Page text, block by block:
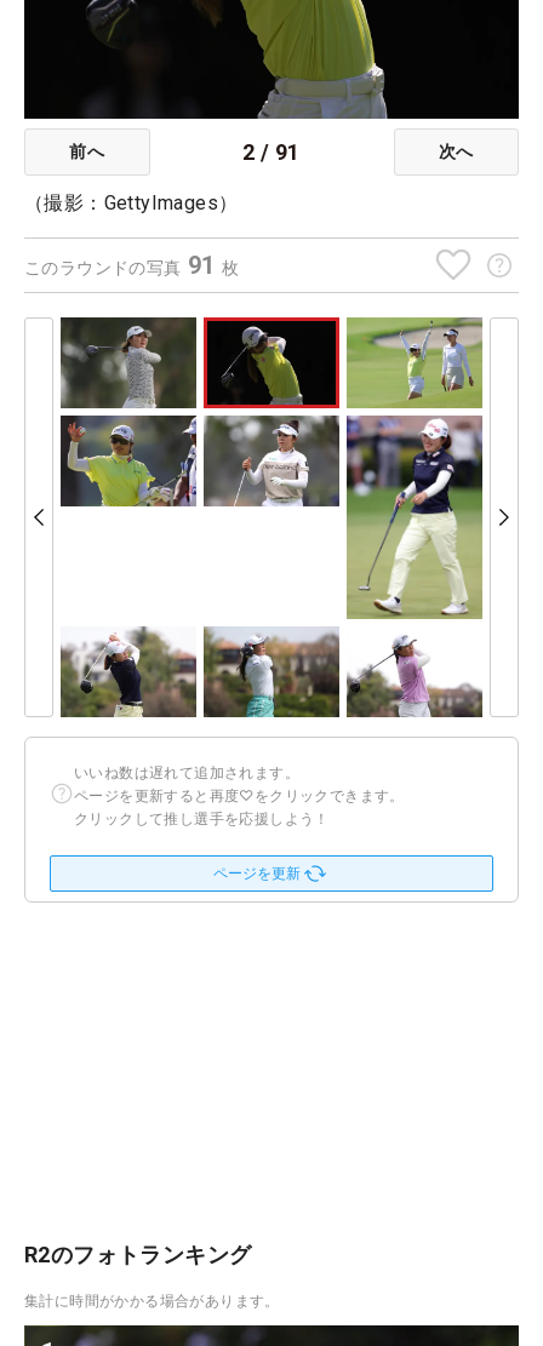
前へ 2 / 91 次へ
（撮影：GettyImages）
このラウンドの写真 91枚
いいね数は遅れて追加されます。
ページを更新すると再度♡をクリックできます。
クリックして推し選手を応援しよう！
ページを更新
R2のフォトランキング
集計に時間がかかる場合があります。